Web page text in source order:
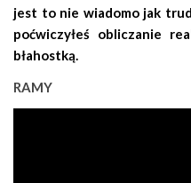
jest to nie wiadomo jak
poćwiczyłeś obliczanie
błahostką.
RAMY